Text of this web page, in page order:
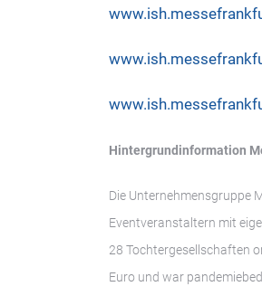
Hintergrundinformation
Die Unternehmensgruppe
Eventveranstaltern mit
28 Tochtergesellschaften
Euro und war